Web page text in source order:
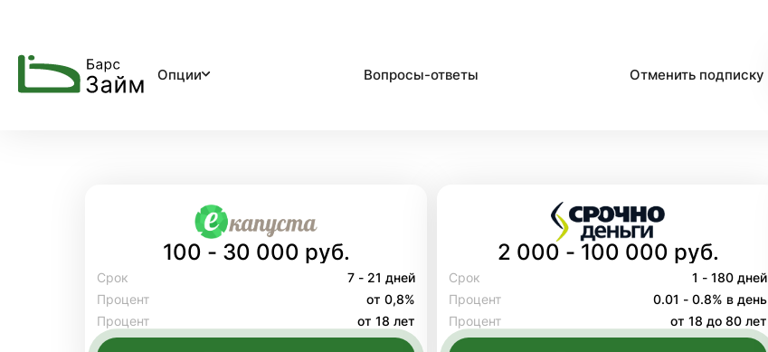
Опции Вопросы-ответы Отменить подписку
100 - 30 000 руб.
Срок
7 - 21 дней
Процент
от 0,8%
Процент
от 18 лет
2 000 - 100 000 руб.
Срок
1 - 180 дней
Процент
0.01 - 0.8% в день
Процент
от 18 до 80 лет